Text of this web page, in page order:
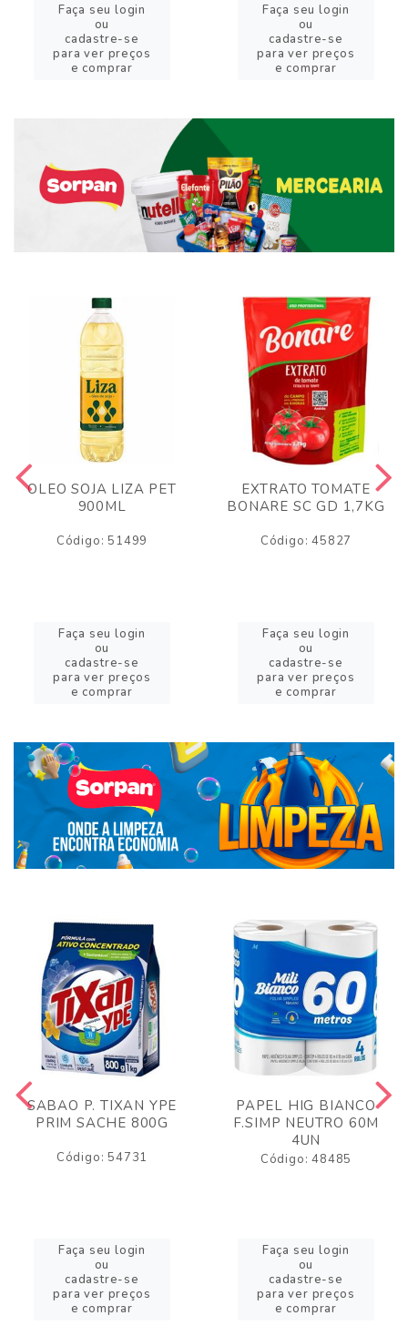
Faça seu login
ou
cadastre-se
para ver preços
e comprar
Faça seu login
ou
cadastre-se
para ver preços
e comprar
OLEO SOJA LIZA PET
900ML
Código: 51499
Faça seu login
ou
cadastre-se
para ver preços
e comprar
EXTRATO TOMATE
BONARE SC GD 1,7KG
Código: 45827
Faça seu login
ou
cadastre-se
para ver preços
e comprar
SABAO P. TIXAN YPE
PRIM SACHE 800G
Código: 54731
Faça seu login
ou
cadastre-se
para ver preços
e comprar
PAPEL HIG BIANCO
F.SIMP NEUTRO 60M
4UN
Código: 48485
Faça seu login
ou
cadastre-se
para ver preços
e comprar